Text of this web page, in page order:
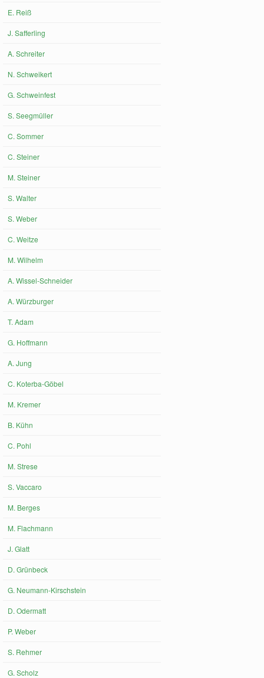
E. Reiß
J. Safferling
A. Schreiter
N. Schweikert
G. Schweinfest
S. Seegmüller
C. Sommer
C. Steiner
M. Steiner
S. Walter
S. Weber
C. Weitze
M. Wilhelm
A. Wissel-Schneider
A. Würzburger
T. Adam
G. Hoffmann
A. Jung
C. Koterba-Göbel
M. Kremer
B. Kühn
C. Pohl
M. Strese
S. Vaccaro
M. Berges
M. Flachmann
J. Glatt
D. Grünbeck
G. Neumann-Kirschstein
D. Odermatt
P. Weber
S. Rehmer
G. Scholz